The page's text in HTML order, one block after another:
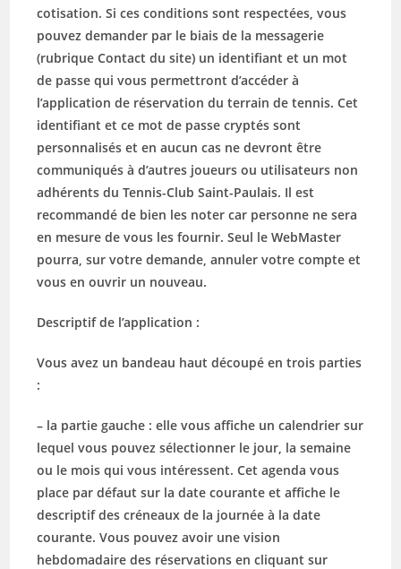
cotisation. Si ces conditions sont respectées, vous
pouvez demander par le biais de la messagerie
(rubrique Contact du site) un identifiant et un mot
de passe qui vous permettront d’accéder à
l’application de réservation du terrain de tennis. Cet
identifiant et ce mot de passe cryptés sont
personnalisés et en aucun cas ne devront être
communiqués à d’autres joueurs ou utilisateurs non
adhérents du Tennis-Club Saint-Paulais. Il est
recommandé de bien les noter car personne ne sera
en mesure de vous les fournir. Seul le WebMaster
pourra, sur votre demande, annuler votre compte et
vous en ouvrir un nouveau.
Descriptif de l’application :
Vous avez un bandeau haut découpé en trois parties
:
– la partie gauche : elle vous affiche un calendrier sur
lequel vous pouvez sélectionner le jour, la semaine
ou le mois qui vous intéressent. Cet agenda vous
place par défaut sur la date courante et affiche le
descriptif des créneaux de la journée à la date
courante. Vous pouvez avoir une vision
hebdomadaire des réservations en cliquant sur